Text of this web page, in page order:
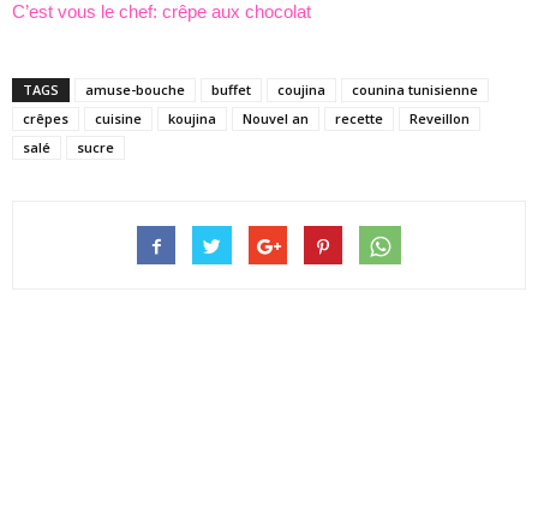
C’est vous le chef: crêpe aux chocolat
TAGS amuse-bouche buffet coujina
counina tunisienne
crêpes
cuisine koujina Nouvel an recette
Reveillon
salé
sucre